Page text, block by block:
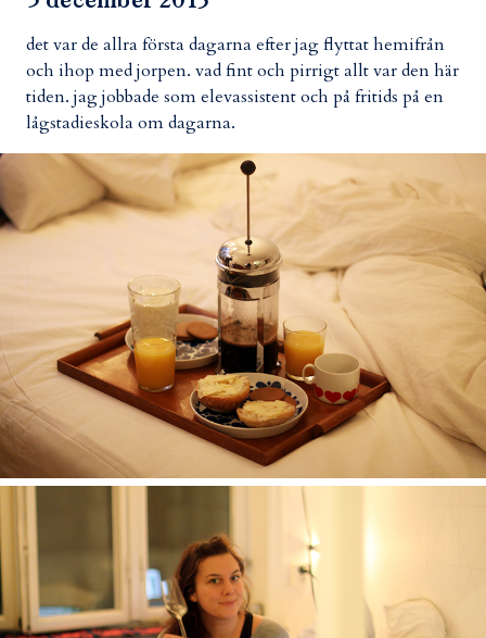
det var de allra första dagarna efter jag flyttat hemifrån
och ihop med jorpen. vad fint och pirrigt allt var den här
tiden. jag jobbade som elevassistent och på fritids på en
lågstadieskola om dagarna.